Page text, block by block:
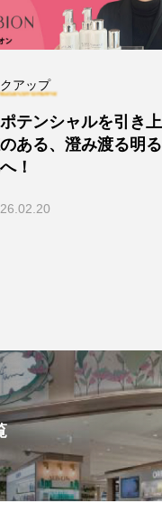
アップ
テンシャルを引き
ある、澄み渡る明
！